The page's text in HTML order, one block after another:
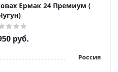
Ермак 24 Премиум (
руб.
Россия